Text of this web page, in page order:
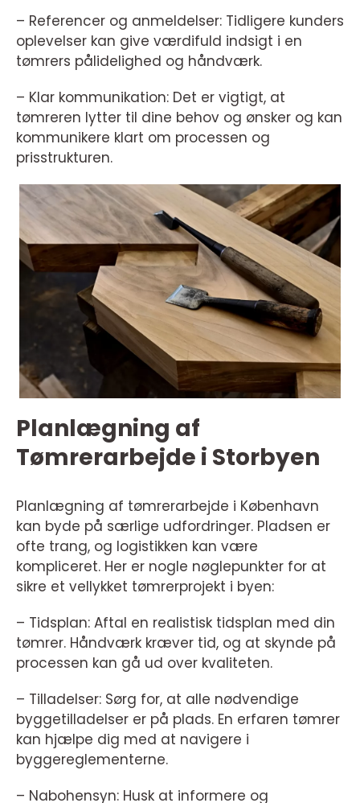
– Referencer og anmeldelser: Tidligere kunders
oplevelser kan give værdifuld indsigt i en
tømrers pålidelighed og håndværk.
– Klar kommunikation: Det er vigtigt, at
tømreren lytter til dine behov og ønsker og kan
kommunikere klart om processen og
prisstrukturen.
Planlægning af
Tømrerarbejde i Storbyen
Planlægning af tømrerarbejde i København
kan byde på særlige udfordringer. Pladsen er
ofte trang, og logistikken kan være
kompliceret. Her er nogle nøglepunkter for at
sikre et vellykket tømrerprojekt i byen:
– Tidsplan: Aftal en realistisk tidsplan med din
tømrer. Håndværk kræver tid, og at skynde på
processen kan gå ud over kvaliteten.
– Tilladelser: Sørg for, at alle nødvendige
byggetilladelser er på plads. En erfaren tømrer
kan hjælpe dig med at navigere i
byggereglementerne.
– Nabohensyn: Husk at informere og